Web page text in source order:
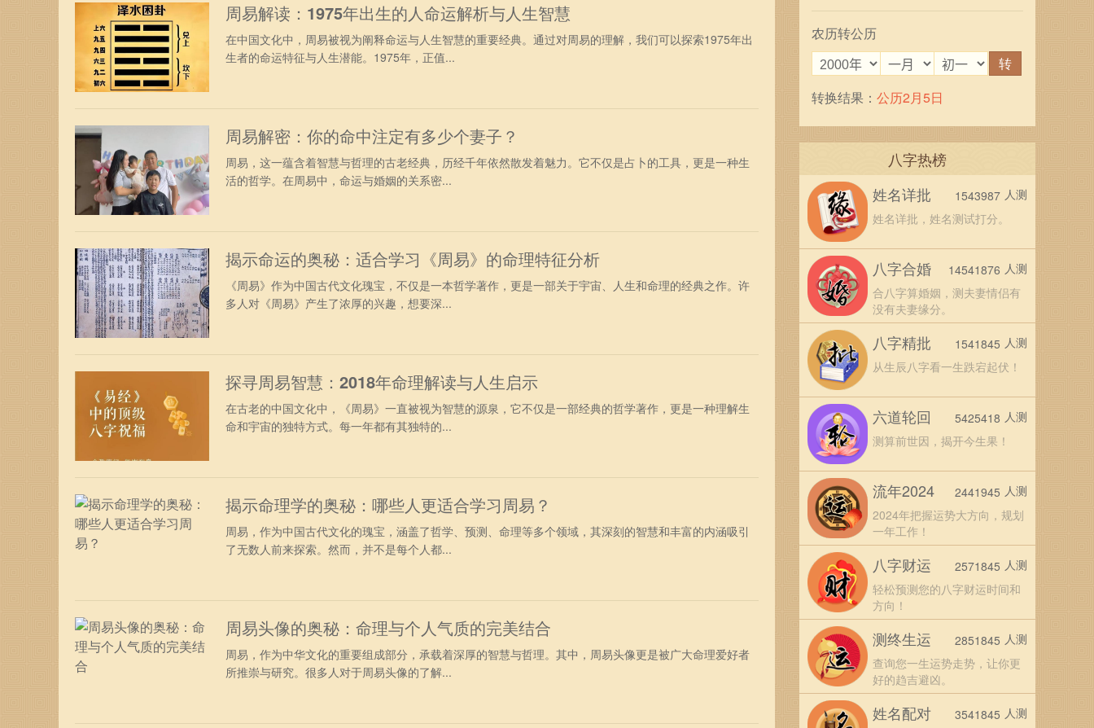
周易解读：1975年出生的人命运解析与人生智慧
在中国文化中，周易被视为阐释命运与人生智慧的重要经典。通过对周易的理解，我们可以探索1975年出
生者的命运特征与人生潜能。1975年，正值...
周易解密：你的命中注定有多少个妻子？
周易，这一蕴含着智慧与哲理的古老经典，历经千年依然散发着魅力。它不仅是占卜的工具，更是一种生
活的哲学。在周易中，命运与婚姻的关系密...
揭示命运的奥秘：适合学习《周易》的命理特征分析
《周易》作为中国古代文化瑰宝，不仅是一本哲学著作，更是一部关于宇宙、人生和命理的经典之作。许
多人对《周易》产生了浓厚的兴趣，想要深...
探寻周易智慧：2018年命理解读与人生启示
在古老的中国文化中，《周易》一直被视为智慧的源泉，它不仅是一部经典的哲学著作，更是一种理解生
命和宇宙的独特方式。每一年都有其独特的...
揭示命理学的奥秘：哪些人更适合学习周易？
周易，作为中国古代文化的瑰宝，涵盖了哲学、预测、命理等多个领域，其深刻的智慧和丰富的内涵吸引
了无数人前来探索。然而，并不是每个人都...
周易头像的奥秘：命理与个人气质的完美结合
周易，作为中华文化的重要组成部分，承载着深厚的智慧与哲理。其中，周易头像更是被广大命理爱好者
所推崇与研究。很多人对于周易头像的了解...
农历转公历
转
转换结果： 公历2月5日
八字热榜
姓名详批
姓名详批，姓名测试打分。
1543987 人测
八字合婚
合八字算婚姻，测夫妻情侣有
没有夫妻缘分。
14541876 人测
八字精批
从生辰八字看一生跌宕起伏！
1541845 人测
六道轮回
测算前世因，揭开今生果！
5425418 人测
流年2024
2024年把握运势大方向，规划
一年工作！
2441945 人测
八字财运
轻松预测您的八字财运时间和
方向！
2571845 人测
测终生运
查询您一生运势走势，让你更
好的趋吉避凶。
2851845 人测
姓名配对 3541845 人测